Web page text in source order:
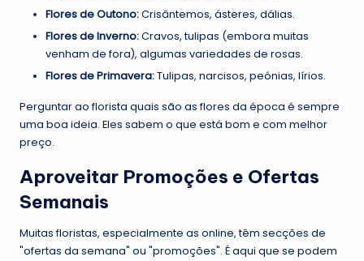
Flores de Outono:Crisântemos, ásteres, dálias.
Flores de Inverno:Cravos, tulipas (embora muitas
venham de fora), algumas variedades de rosas.
Flores de Primavera:Tulipas, narcisos, peónias, lírios.
Perguntar ao florista quais são as flores da época é sempre
uma boa ideia. Eles sabem o que está bom e com melhor
preço.
Aproveitar Promoções e Ofertas
Semanais
Muitas floristas, especialmente as online, têm secções de
"ofertas da semana" ou "promoções". É aqui que se podem